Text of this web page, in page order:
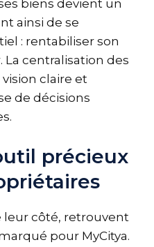
biens devient un
ainsi de se
: rentabiliser son
centralisation des
claire et
de décisions
précieux
leur côté, retrouvent
pour MyCitya.